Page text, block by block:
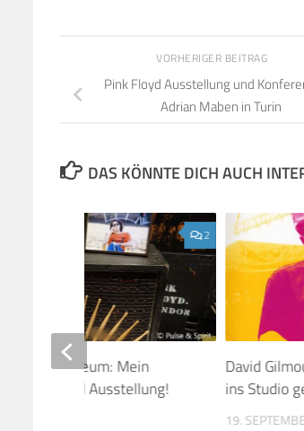
VORHERIGER BEITRAG
Pink Floyd Ausstellung und
Adrian Maben in Turin
DAS KÖNNTE DICH AUCH
David
ins Studio
19.
2
& Albert Museum: Mein
Pink Floyd Ausstellung!